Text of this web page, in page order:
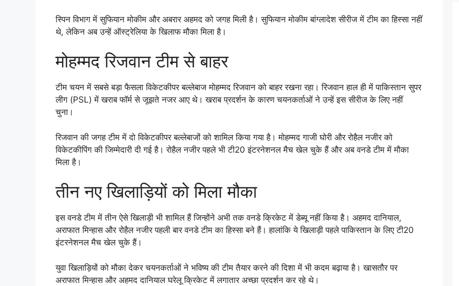
स्पिन विभाग में सुफियान मोकीम और अबरार अहमद को जगह मिली है। सुफियान मोकीम बांग्लादेश सीरीज में टीम का हिस्सा नहीं
थे, लेकिन अब उन्हें ऑस्ट्रेलिया के खिलाफ मौका मिला है।
मोहम्मद रिजवान टीम से बाहर
टीम चयन में सबसे बड़ा फैसला विकेटकीपर बल्लेबाज मोहम्मद रिजवान को बाहर रखना रहा। रिजवान हाल ही में पाकिस्तान सुपर
लीग (PSL) में खराब फॉर्म से जूझते नजर आए थे। खराब प्रदर्शन के कारण चयनकर्ताओं ने उन्हें इस सीरीज के लिए नहीं
चुना।
रिजवान की जगह टीम में दो विकेटकीपर बल्लेबाजों को शामिल किया गया है। मोहम्मद गाजी घोरी और रोहैल नजीर को
विकेटकीपिंग की जिम्मेदारी दी गई है। रोहैल नजीर पहले भी टी20 इंटरनेशनल मैच खेल चुके हैं और अब वनडे टीम में मौका
मिला है।
तीन नए खिलाड़ियों को मिला मौका
इस वनडे टीम में तीन ऐसे खिलाड़ी भी शामिल हैं जिन्होंने अभी तक वनडे क्रिकेट में डेब्यू नहीं किया है। अहमद दानियाल,
अराफात मिन्हास और रोहैल नजीर पहली बार वनडे टीम का हिस्सा बने हैं। हालांकि ये खिलाड़ी पहले पाकिस्तान के लिए टी20
इंटरनेशनल मैच खेल चुके हैं।
युवा खिलाड़ियों को मौका देकर चयनकर्ताओं ने भविष्य की टीम तैयार करने की दिशा में भी कदम बढ़ाया है। खासतौर पर
अराफात मिन्हास और अहमद दानियाल घरेलू क्रिकेट में लगातार अच्छा प्रदर्शन कर रहे थे।